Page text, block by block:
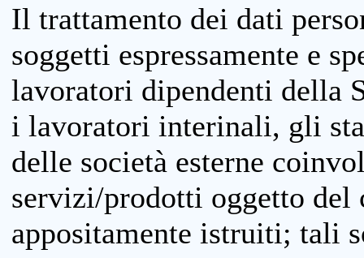
Il trattamento dei dati
soggetti espressamente e
lavoratori dipendenti della
i lavoratori interinali, gli
delle società esterne
servizi/prodotti oggetto
appositamente istruiti; tali